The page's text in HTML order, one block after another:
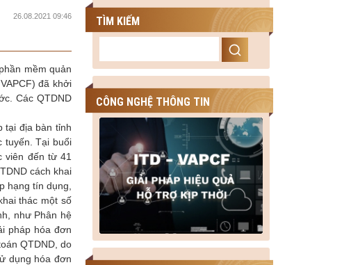
26.08.2021 09:46
mềm quản
đã khởi
Các QTDND
tại địa bàn tỉnh
tuyến. Tại buổi
viên đến từ 41
cách khai
hạng tín dụng,
thác một số
như Phân hệ
pháp hóa đơn
QTDND, do
dụng hóa đơn
TÌM KIẾM
CÔNG NGHỆ THÔNG TIN